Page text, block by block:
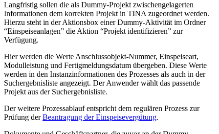
Langfristig sollen die als Dummy-Projekt zwischengelagerten
Informationen dem korrekten Projekt in TINA zugeordnet werden.
Hierzu steht in der Aktionsbox einer Dummy-Aktivität im Ordner
“Einspeiseanlagen” die Aktion “Projekt identifizieren” zur
Verfügung.
Hier werden die Werte Anschlussobjekt-Nummer, Einspeiseart,
Modulleistung und Fertigmeldungsdatum übergeben. Diese Werte
werden in den Instanzinformationen des Prozesses als auch in der
Suchergebnisliste angezeigt. Der Anwender wählt das passende
Projekt aus der Suchergebnisliste.
Der weitere Prozessablauf entspricht dem regulären Prozess zur
Prüfung derBeantragung der Einspeisevergütung.